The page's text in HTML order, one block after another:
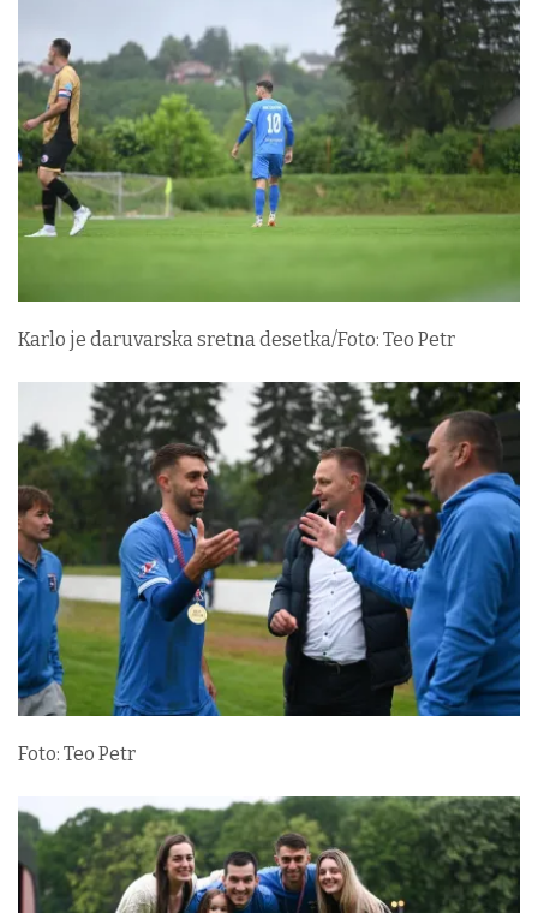
Karlo je daruvarska sretna desetka/Foto: Teo Petr
Foto: Teo Petr